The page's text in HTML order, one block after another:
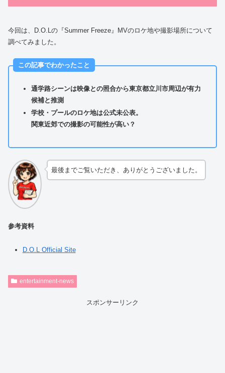
今回は、D.O.Lの『Summer Freeze』MVのロケ地や撮影場所について
調べてみました。
この記事でわかったこと
通学路シーンは映像との照合から東京都立川市周辺が有力
候補と推測
学校・プールのロケ地は公式未公表。
関東近郊での撮影の可能性が高い？
最後までご覧いただき、ありがとうございました。
参考資料
D.O.L Official Site
entertainment-news
スポンサーリンク